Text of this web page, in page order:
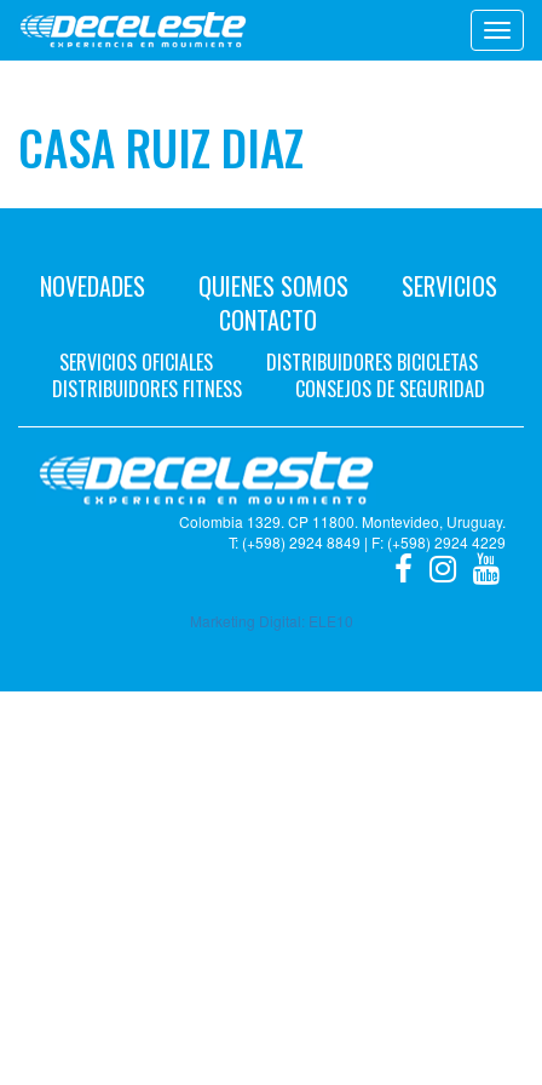
CASA RUIZ DIAZ
NOVEDADES QUIENES SOMOS
SERVICIOS
CONTACTO
SERVICIOS OFICIALES
DISTRIBUIDORES BICICLETAS
DISTRIBUIDORES FITNESS
CONSEJOS DE SEGURIDAD
Colombia 1329. CP 11800. Montevideo, Uruguay.
T: (+598) 2924 8849 | F: (+598) 2924 4229
Marketing Digital: ELE10